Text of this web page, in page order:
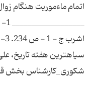
سیاهترین هفته تاریخ،
شکوری_کارشناس بخش